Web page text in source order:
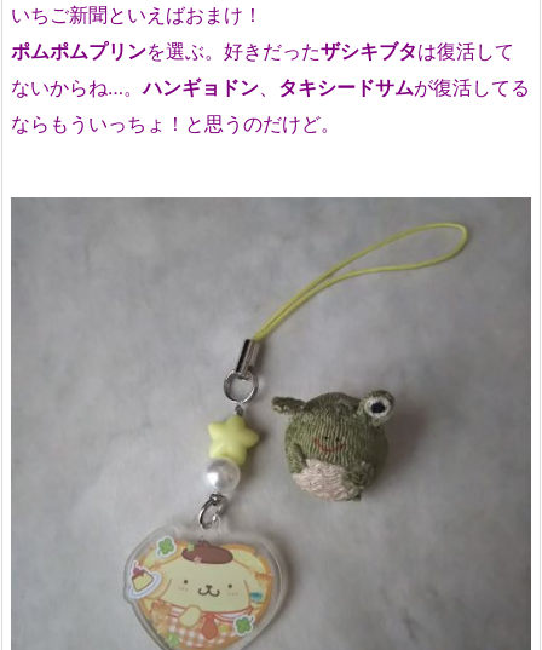
いちご新聞といえばおまけ！
ポムポムプリンを選ぶ。好きだったザシキブタは復活して
ないからね…。ハンギョドン タキシードサムが復活してる
ならもういっちょ！と思うのだけど。